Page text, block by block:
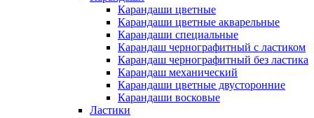
Карандаши цветные
Карандаши цветные акварельные
Карандаши специальные
Карандаш чернографитный с ластиком
Карандаш чернографитный без ластика
Карандаш механический
Карандаши цветные двусторонние
Карандаши восковые
Ластики